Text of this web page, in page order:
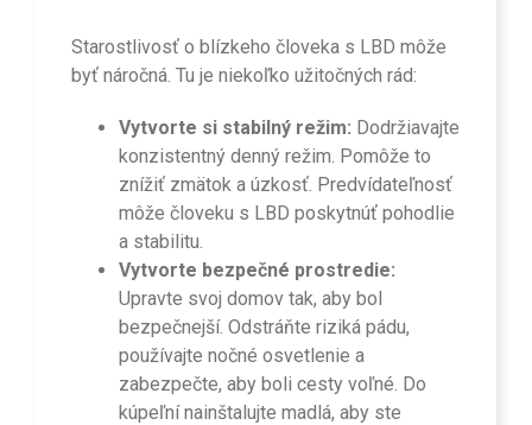
Starostlivosť o blízkeho človeka s LBD môže
byť náročná. Tu je niekoľko užitočných rád:
Vytvorte si stabilný režim: Dodržiavajte
konzistentný denný režim. Pomôže to
znížiť zmätok a úzkosť. Predvídateľnosť
môže človeku s LBD poskytnúť pohodlie
a stabilitu.
Vytvorte bezpečné prostredie:
Upravte svoj domov tak, aby bol
bezpečnejší. Odstráňte riziká pádu,
používajte nočné osvetlenie a
zabezpečte, aby boli cesty voľné. Do
kúpeľní nainštalujte madlá, aby ste